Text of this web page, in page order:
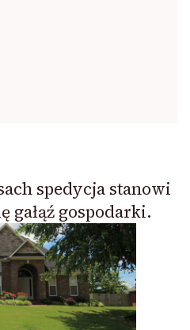
spedycja stanowi
gałąź gospodarki.